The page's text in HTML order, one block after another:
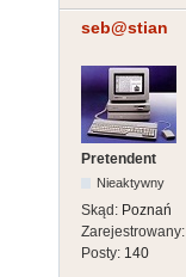
seb@stian
Pretendent
Nieaktywny
Skąd: Poznań
Zarejestrowany:
Posty: 140